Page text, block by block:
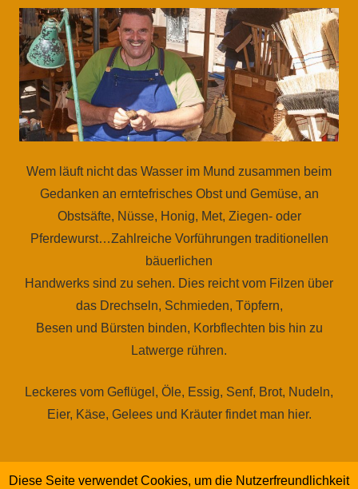
Wem läuft nicht das Wasser im Mund zusammen beim
Gedanken an erntefrisches Obst und Gemüse, an
Obstsäfte, Nüsse, Honig, Met, Ziegen- oder
Pferdewurst…Zahlreiche Vorführungen traditionellen
bäuerlichen
Handwerks sind zu sehen. Dies reicht vom Filzen über
das Drechseln, Schmieden, Töpfern,
Besen und Bürsten binden, Korbflechten bis hin zu
Latwerge rühren.
Leckeres vom Geflügel, Öle, Essig, Senf, Brot, Nudeln,
Eier, Käse, Gelees und Kräuter findet man hier.
Und das alles aus heimischer Produktion, konventionell
Diese Seite verwendet Cookies, um die Nutzerfreundlichkeit